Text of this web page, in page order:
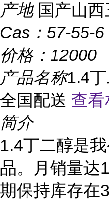
产地 国产山西
Cas： 57-55-6
价格： 12000
产品名称1.4
全国配送 查
简介
1.4丁二醇是
品。月销量达
期保持库存在